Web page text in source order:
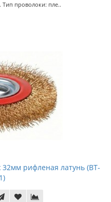
проволоки: пле..
рифленая латунь (BT-